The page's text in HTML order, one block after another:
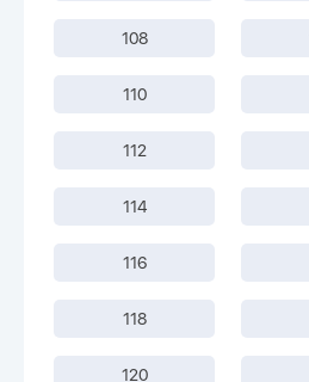
108
110
112
114
116
118
120